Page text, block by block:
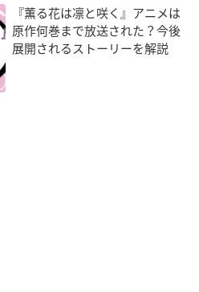
『薫る花は凛と咲く』アニメは
原作何巻まで放送された？今後
展開されるストーリーを解説